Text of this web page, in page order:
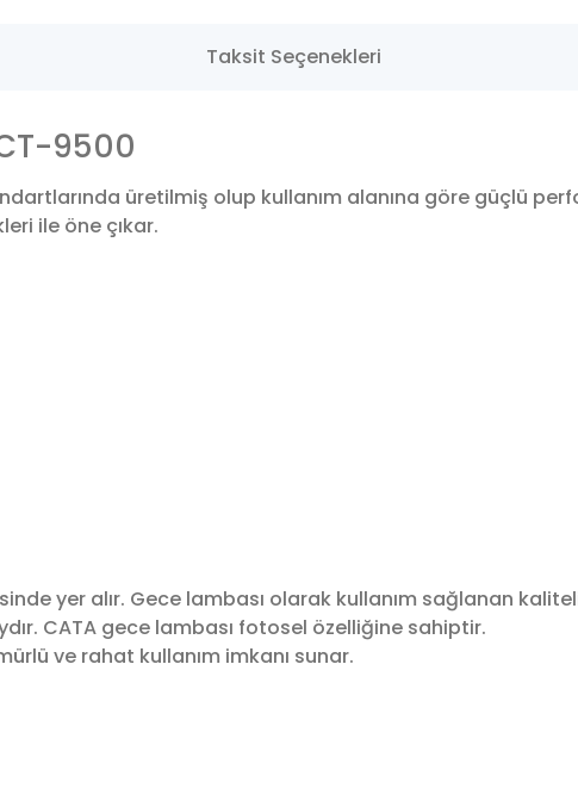
Taksit Seçenekleri
9500
üretilmiş olup kullanım alanına göre güçlü
ile öne çıkar.
yer alır. Gece lambası olarak kullanım sağlanan
CATA gece lambası fotosel özelliğine sahiptir.
ve rahat kullanım imkanı sunar.